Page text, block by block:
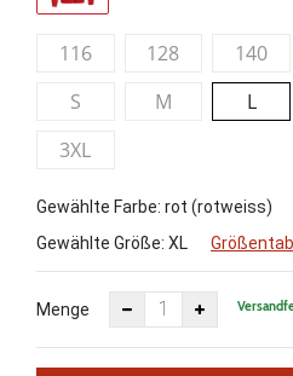
116 128 140
S
M L
3XL
Gewählte Farbe: rot (rotweiss)
Gewählte Größe: XL
Menge